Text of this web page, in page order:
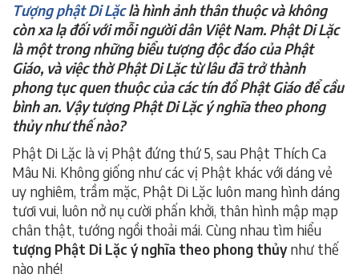
Tượng phật Di Lặclà hình ảnh thân thuộc và không
còn xa lạ đối với mỗi người dân Việt Nam. Phật Di Lặc
là một trong những biểu tượng độc đáo của Phật
Giáo, và việc thờ Phật Di Lặc từ lâu đã trở thành
phong tục quen thuộc của các tín đồ Phật Giáo để cầu
bình an. Vậy tượng Phật Di Lặc ý nghĩa theo phong
thủy như thế nào?
Phật Di Lặc là vị Phật đứng thứ 5, sau Phật Thích Ca
Mâu Ni. Không giống như các vị Phật khác với dáng vẻ
uy nghiêm, trầm mặc, Phật Di Lặc luôn mang hình dáng
tươi vui, luôn nở nụ cười phấn khởi, thân hình mập mạp
chân thật, tướng ngồi thoải mái. Cùng nhau tìm hiểu
tượng Phật Di Lặc ý nghĩa theo phong thủynhư thế
nào nhé!